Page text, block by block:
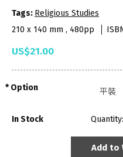
Tags: Religious Studies
210 x 140 mm , 480pp
US$21.00
Option
In Stock Quantity:
Add to